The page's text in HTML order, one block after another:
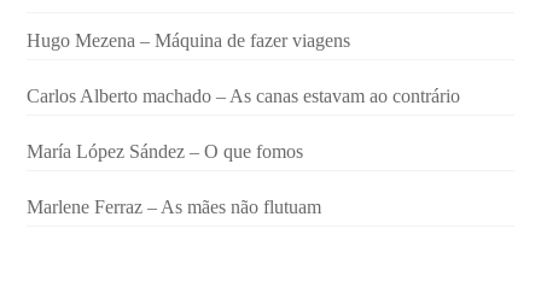
Hugo Mezena – Máquina de fazer viagens
Carlos Alberto machado – As canas estavam ao contrário
María López Sández – O que fomos
Marlene Ferraz – As mães não flutuam